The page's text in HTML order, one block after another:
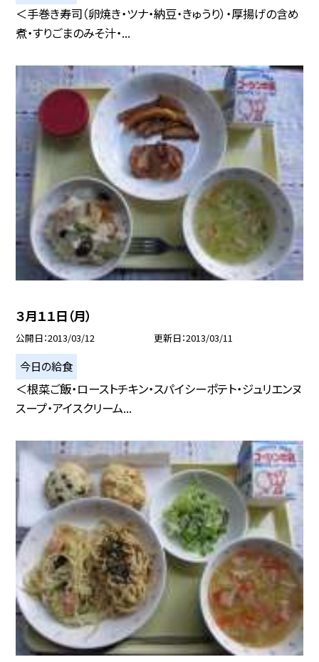
＜手巻き寿司（卵焼き・ツナ・納豆・きゅうり）・厚揚げの含め
煮・すりごまのみそ汁・...
３月１１日（月）
公開日 2013/03/12 更新日 2013/03/11
今日の給食
＜根菜ご飯・ローストチキン・スパイシーポテト・ジュリエンヌ
スープ・アイスクリーム...